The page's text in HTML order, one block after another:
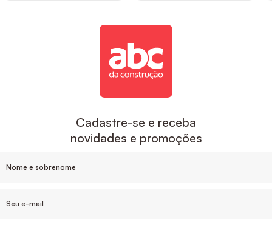
Cadastre-se e receba
novidades e promoções